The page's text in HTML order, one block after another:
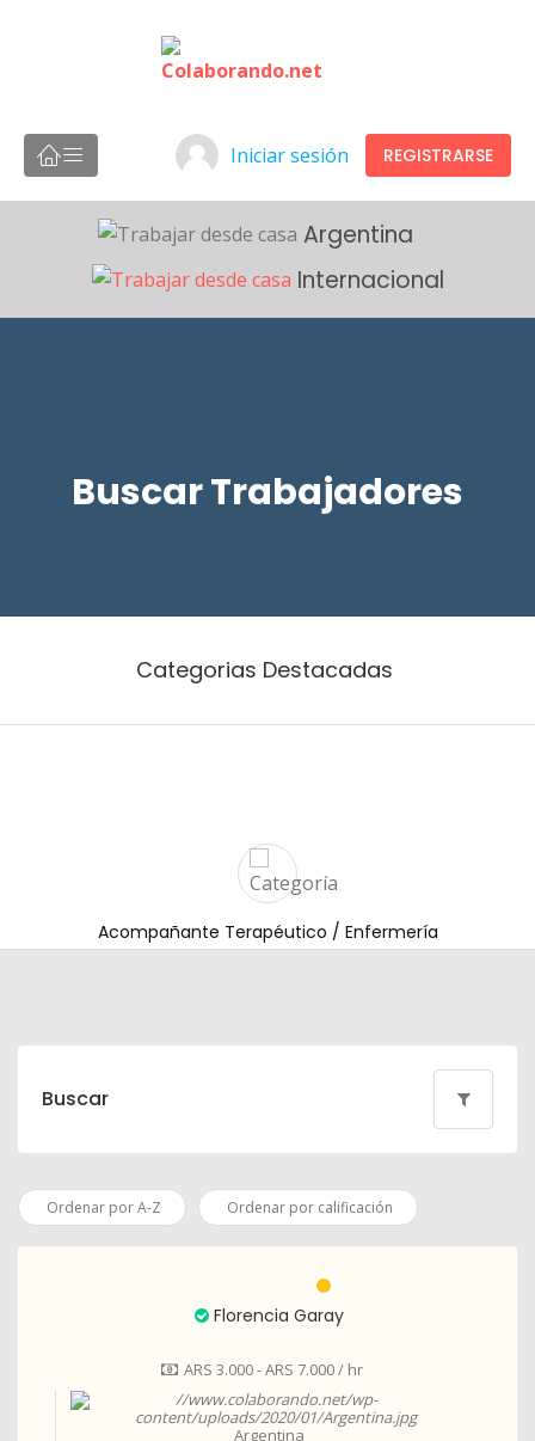
Iniciar sesión REGISTRARSE
Argentina
Internacional
Buscar Trabajadores
Categorias Destacadas
Acompañante Terapéutico / Enfermería
Buscar
Ordenar por A-Z Ordenar por calificación
Florencia Garay
ARS 3.000 - ARS 7.000 / hr
Argentina